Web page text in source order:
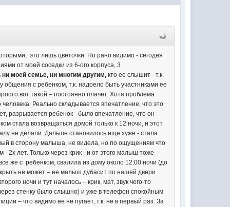
это лишь цветочки. Но рано видимо - сегодня
от моей соседки из 6-ого корпуса, 3
ни моей семье, ни многим другим,кто ее слышит - т.к.
с ребенком, т.к. надоело быть участниками ее
вот такой – постоянно плачет. Хотя проблема
Реально складывается впечатление, что это
разрывается ребенок - было впечатление, что он
стала возвращаться домой только к 12 ночи, и этот
не делали. Дальше становилось еще хуже - стала
в сторону малыша, не видела, но по ощущениям что
2х лет. Только через крик - и от этого малыш тоже
же с ребенком, свалила из дому около 12:00 ночи (до
не может – ее малыш дубасит по нашей двери
ночи и тут началось – крик, мат, звук чего-то
стенку было слышно) и уже в телефон спокойным
– что видимо ее не пугает, т.к. не в первый раз. За